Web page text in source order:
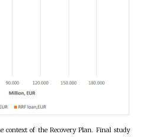
of the Recovery Plan. Final study